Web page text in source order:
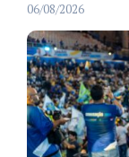
06/08/2026